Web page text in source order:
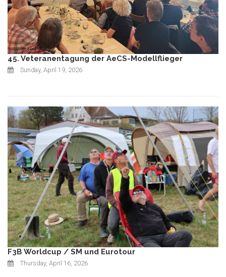
45. Veteranentagung der AeCS-Modellflieger
Sunday, April 19, 2026
F3B Worldcup / SM und Eurotour
Thursday, April 16, 2026